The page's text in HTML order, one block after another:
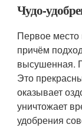
Чудо-
Первое место
причём
высушенная.
Это
оказывает
уничтожает
удобрения